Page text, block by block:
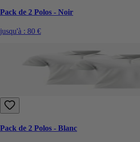
Pack de 2 Polos - Noir
jusqu'à : 80 €
Pack de 2 Polos - Blanc